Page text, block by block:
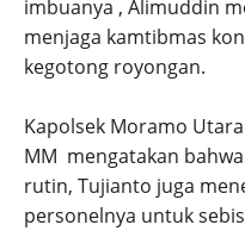
imbuanya , Alimuddin
menjaga kamtibmas
kegotong royongan.
Kapolsek Moramo
MM mengatakan
rutin, Tujianto juga
personelnya untuk